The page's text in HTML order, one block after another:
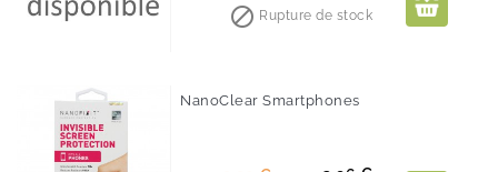
 Rupture de stock
NanoClear Smartphones